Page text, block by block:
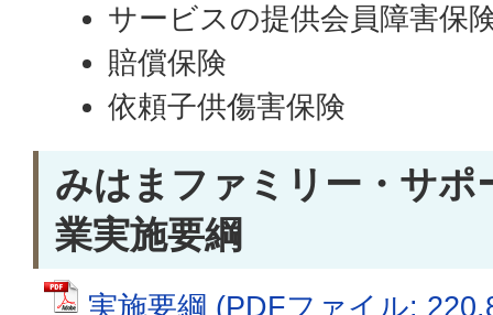
サービスの提供会員障害保
賠償保険
依頼子供傷害保険
みはまファミリー・サポ
業実施要綱
実施要綱 (PDFファイル: